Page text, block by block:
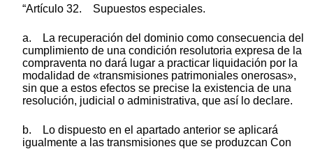
“Artículo 32. Supuestos especiales.
a. La recuperación del dominio como consecuencia del
cumplimiento de una condición resolutoria expresa de la
compraventa no dará lugar a practicar liquidación por la
modalidad de «transmisiones patrimoniales onerosas»,
sin que a estos efectos se precise la existencia de una
resolución, judicial o administrativa, que así lo declare.
b. Lo dispuesto en el apartado anterior se aplicará
igualmente a las transmisiones que se produzcan Con